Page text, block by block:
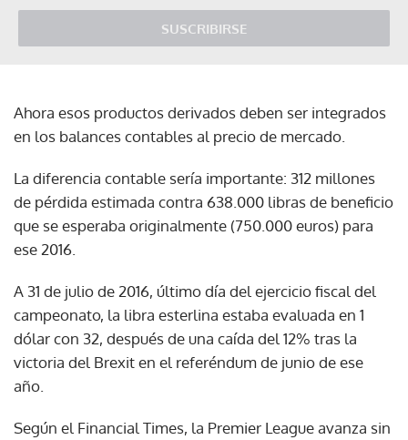
SUSCRIBIRSE
Ahora esos productos derivados deben ser integrados
en los balances contables al precio de mercado.
La diferencia contable sería importante: 312 millones
de pérdida estimada contra 638.000 libras de beneficio
que se esperaba originalmente (750.000 euros) para
ese 2016.
A 31 de julio de 2016, último día del ejercicio fiscal del
campeonato, la libra esterlina estaba evaluada en 1
dólar con 32, después de una caída del 12% tras la
victoria del Brexit en el referéndum de junio de ese
año.
Según el Financial Times, la Premier League avanza sin